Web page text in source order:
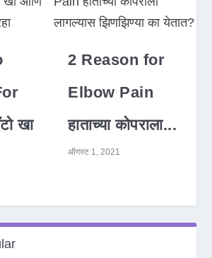
खा
2 Reason for
Elbow Pain
हाताच्या कोपराला...
ऑगस्ट 1, 2021